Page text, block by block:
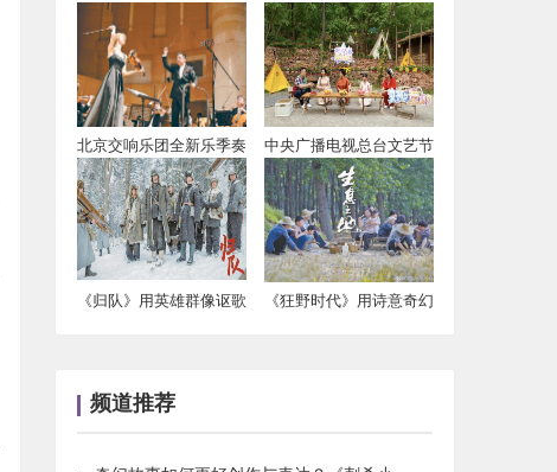
本，融合中西艺
沐雨十六年 荣
北京交响乐团全新乐季奏
新声
中央广播电视总台文艺节
目中心戏曲频道
《归队》用英雄群像讴歌
《狂野时代》用诗意奇幻
频道推荐